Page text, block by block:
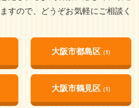
すので、どうぞお気軽にご相談く
大阪市都島区 (1)
大阪市鶴見区 (1)